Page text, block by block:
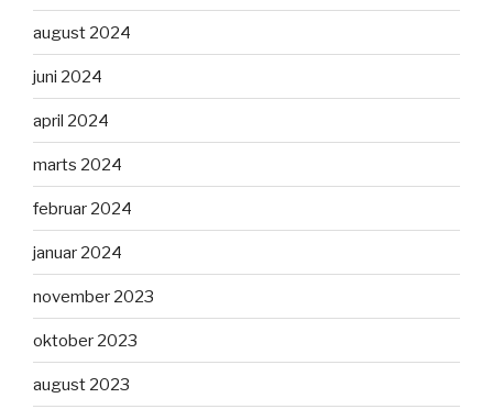
august 2024
juni 2024
april 2024
marts 2024
februar 2024
januar 2024
november 2023
oktober 2023
august 2023